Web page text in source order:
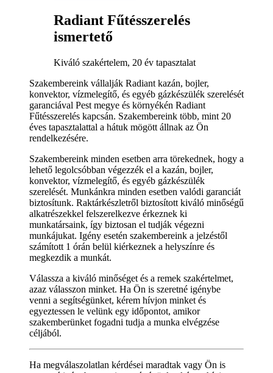
Radiant Fűtésszerelés
ismertető
Kiváló szakértelem, 20 év tapasztalat
Szakembereink vállalják Radiant kazán, bojler,
konvektor, vízmelegítő, és egyéb gázkészülék szerelését
garanciával Pest megye és környékén Radiant
Fűtésszerelés kapcsán. Szakembereink több, mint 20
éves tapasztalattal a hátuk mögött állnak az Ön
rendelkezésére.
Szakembereink minden esetben arra törekednek, hogy a
lehető legolcsóbban végezzék el a kazán, bojler,
konvektor, vízmelegítő, és egyéb gázkészülék
szerelését. Munkánkra minden esetben valódi garanciát
biztosítunk. Raktárkészletről biztosított kiváló minőségű
alkatrészekkel felszerelkezve érkeznek ki
munkatársaink, így biztosan el tudják végezni
munkájukat. Igény esetén szakembereink a jelzéstől
számított 1 órán belül kiérkeznek a helyszínre és
megkezdik a munkát.
Válassza a kiváló minőséget és a remek szakértelmet,
azaz válasszon minket. Ha Ön is szeretné igénybe
venni a segítségünket, kérem hívjon minket és
egyeztessen le velünk egy időpontot, amikor
szakemberünket fogadni tudja a munka elvégzése
céljából.
Ha megválaszolatlan kérdései maradtak vagy Ön is